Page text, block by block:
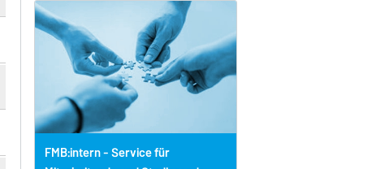
FMB:intern - Service für